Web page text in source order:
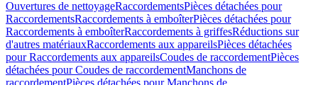
Ouvertures de nettoyageRaccordementsPièces détachées pour
RaccordementsRaccordements à emboîterPièces détachées pour
Raccordements à emboîterRaccordements à griffesRéductions sur
d'autres matériauxRaccordements aux appareilsPièces détachées
pour Raccordements aux appareilsCoudes de raccordementPièces
détachées pour Coudes de raccordementManchons de
raccordementPièces détachées pour Manchons de